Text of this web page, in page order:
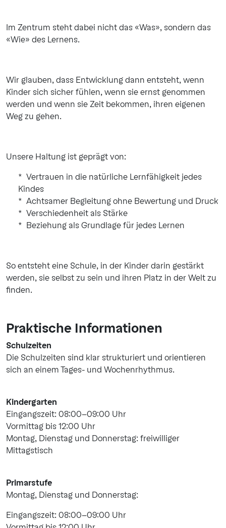
Im Zentrum steht dabei nicht das «Was», sondern das
«Wie» des Lernens.
Wir glauben, dass Entwicklung dann entsteht, wenn
Kinder sich sicher fühlen, wenn sie ernst genommen
werden und wenn sie Zeit bekommen, ihren eigenen
Weg zu gehen.
Unsere Haltung ist geprägt von:
Vertrauen in die natürliche Lernfähigkeit jedes
Kindes
Achtsamer Begleitung ohne Bewertung und Druck
Verschiedenheit als Stärke
Beziehung als Grundlage für jedes Lernen
So entsteht eine Schule, in der Kinder darin gestärkt
werden, sie selbst zu sein und ihren Platz in der Welt zu
finden.
Praktische Informationen
Schulzeiten
Die Schulzeiten sind klar strukturiert und orientieren
sich an einem Tages- und Wochenrhythmus.
Kindergarten
Eingangszeit: 08:00–09:00 Uhr
Vormittag bis 12:00 Uhr
Montag, Dienstag und Donnerstag: freiwilliger
Mittagstisch
Primarstufe
Montag, Dienstag und Donnerstag:
Eingangszeit: 08:00–09:00 Uhr